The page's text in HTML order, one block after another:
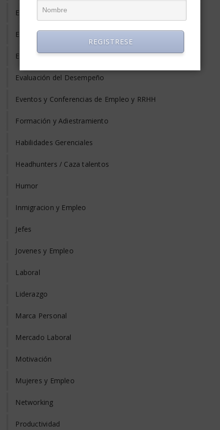
Entrevista de Trabajo
Equilibrio Vida y Trabajo
Estrés Laboral
Evaluación del Desempeño
Eventos y Conferencias de Empleo y RRHH
Formación y Adiestramiento
Habilidades Gerenciales
Headhunters / Caza talentos
Humor
Inmigracion y Empleo
Jefes
Jovenes y Empleo
Laboral
Liderazgo
Marca Personal
Mercado Laboral
Motivación
Mujeres y Empleo
Networking
Productividad
REGISTRESE